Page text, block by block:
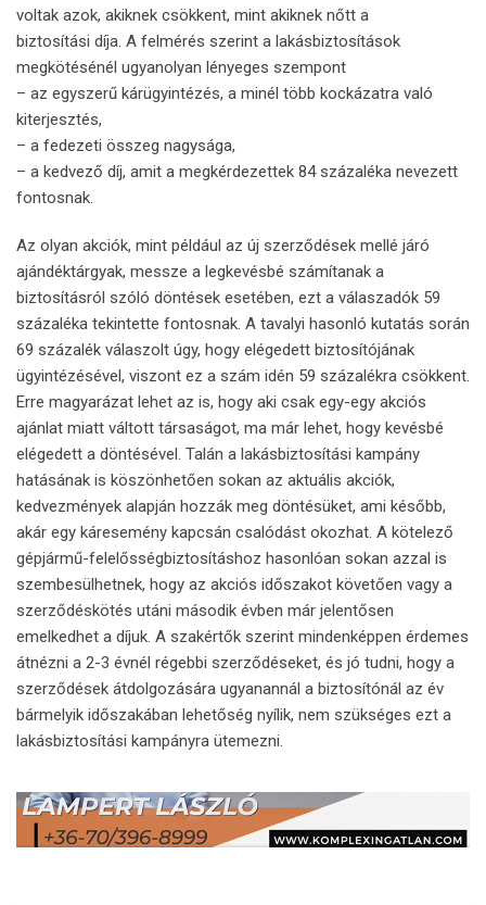
voltak azok, akiknek csökkent, mint akiknek nőtt a
biztosítási díja. A felmérés szerint a lakásbiztosítások
megkötésénél ugyanolyan lényeges szempont
– az egyszerű kárügyintézés, a minél több kockázatra való
kiterjesztés,
– a fedezeti összeg nagysága,
– a kedvező díj, amit a megkérdezettek 84 százaléka nevezett
fontosnak.
Az olyan akciók, mint például az új szerződések mellé járó
ajándéktárgyak, messze a legkevésbé számítanak a
biztosításról szóló döntések esetében, ezt a válaszadók 59
százaléka tekintette fontosnak. A tavalyi hasonló kutatás során
69 százalék válaszolt úgy, hogy elégedett biztosítójának
ügyintézésével, viszont ez a szám idén 59 százalékra csökkent.
Erre magyarázat lehet az is, hogy aki csak egy-egy akciós
ajánlat miatt váltott társaságot, ma már lehet, hogy kevésbé
elégedett a döntésével. Talán a lakásbiztosítási kampány
hatásának is köszönhetően sokan az aktuális akciók,
kedvezmények alapján hozzák meg döntésüket, ami később,
akár egy káresemény kapcsán csalódást okozhat. A kötelező
gépjármű-felelősségbiztosításhoz hasonlóan sokan azzal is
szembesülhetnek, hogy az akciós időszakot követően vagy a
szerződéskötés utáni második évben már jelentősen
emelkedhet a díjuk. A szakértők szerint mindenképpen érdemes
átnézni a 2-3 évnél régebbi szerződéseket, és jó tudni, hogy a
szerződések átdolgozására ugyanannál a biztosítónál az év
bármelyik időszakában lehetőség nyílik, nem szükséges ezt a
lakásbiztosítási kampányra ütemezni.